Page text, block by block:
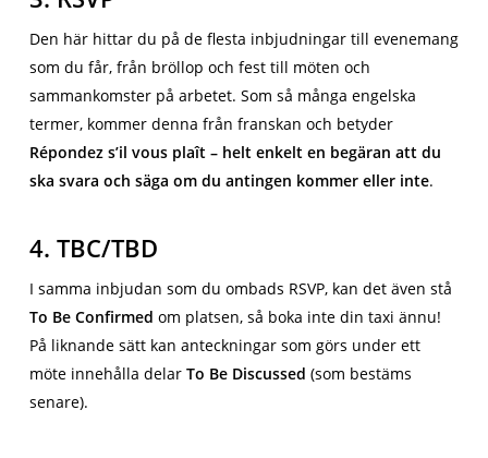
Den här hittar du på de flesta inbjudningar till evenemang
som du får, från bröllop och fest till möten och
sammankomster på arbetet. Som så många engelska
termer, kommer denna från franskan och betyder
Répondez s’il vous plaît – helt enkelt en begäran att du
ska svara och säga om du antingen kommer eller inte.
4. TBC/TBD
I samma inbjudan som du ombads RSVP, kan det även stå
To Be Confirmed om platsen, så boka inte din taxi ännu!
På liknande sätt kan anteckningar som görs under ett
möte innehålla delar To Be Discussed (som bestäms
senare).